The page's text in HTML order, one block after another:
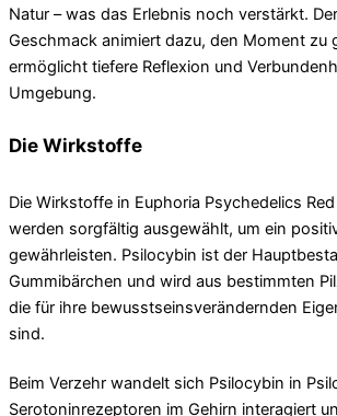
Natur – was das Erlebnis noch verstärkt.
Geschmack animiert dazu, den Moment zu
ermöglicht tiefere Reflexion und
Umgebung.
Die Wirkstoffe
Die Wirkstoffe in Euphoria Psychedelics
werden sorgfältig ausgewählt, um ein
gewährleisten. Psilocybin ist der
Gummibärchen und wird aus bestimmten
die für ihre bewusstseinsverändernden
sind.
Beim Verzehr wandelt sich Psilocybin in
Serotoninrezeptoren im Gehirn interagiert